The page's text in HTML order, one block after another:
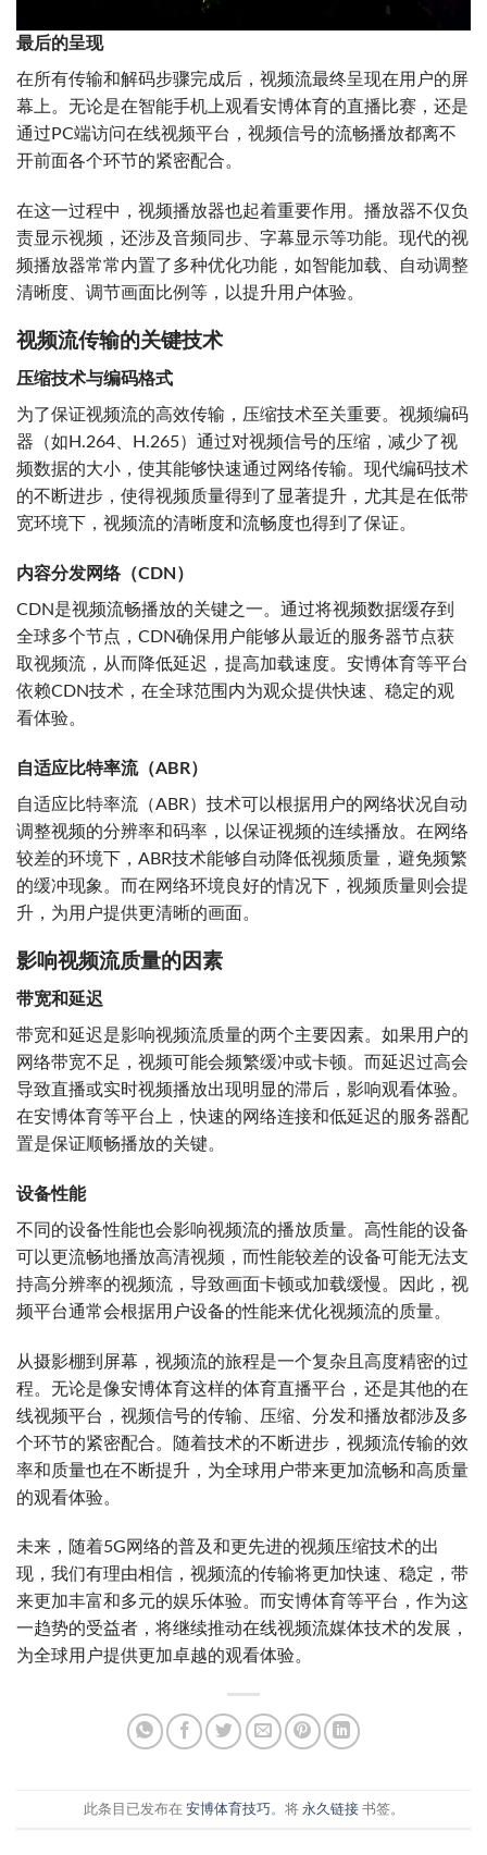
最后的呈现
在所有传输和解码步骤完成后，视频流最终呈现在用户的屏
幕上。无论是在智能手机上观看安博体育的直播比赛，还是
通过PC端访问在线视频平台，视频信号的流畅播放都离不
开前面各个环节的紧密配合。
在这一过程中，视频播放器也起着重要作用。播放器不仅负
责显示视频，还涉及音频同步、字幕显示等功能。现代的视
频播放器常常内置了多种优化功能，如智能加载、自动调整
清晰度、调节画面比例等，以提升用户体验。
视频流传输的关键技术
压缩技术与编码格式
为了保证视频流的高效传输，压缩技术至关重要。视频编码
器（如H.264、H.265）通过对视频信号的压缩，减少了视
频数据的大小，使其能够快速通过网络传输。现代编码技术
的不断进步，使得视频质量得到了显著提升，尤其是在低带
宽环境下，视频流的清晰度和流畅度也得到了保证。
内容分发网络（CDN）
CDN是视频流畅播放的关键之一。通过将视频数据缓存到
全球多个节点，CDN确保用户能够从最近的服务器节点获
取视频流，从而降低延迟，提高加载速度。安博体育等平台
依赖CDN技术，在全球范围内为观众提供快速、稳定的观
看体验。
自适应比特率流（ABR）
自适应比特率流（ABR）技术可以根据用户的网络状况自动
调整视频的分辨率和码率，以保证视频的连续播放。在网络
较差的环境下，ABR技术能够自动降低视频质量，避免频繁
的缓冲现象。而在网络环境良好的情况下，视频质量则会提
升，为用户提供更清晰的画面。
影响视频流质量的因素
带宽和延迟
带宽和延迟是影响视频流质量的两个主要因素。如果用户的
网络带宽不足，视频可能会频繁缓冲或卡顿。而延迟过高会
导致直播或实时视频播放出现明显的滞后，影响观看体验。
在安博体育等平台上，快速的网络连接和低延迟的服务器配
置是保证顺畅播放的关键。
设备性能
不同的设备性能也会影响视频流的播放质量。高性能的设备
可以更流畅地播放高清视频，而性能较差的设备可能无法支
持高分辨率的视频流，导致画面卡顿或加载缓慢。因此，视
频平台通常会根据用户设备的性能来优化视频流的质量。
从摄影棚到屏幕，视频流的旅程是一个复杂且高度精密的过
程。无论是像安博体育这样的体育直播平台，还是其他的在
线视频平台，视频信号的传输、压缩、分发和播放都涉及多
个环节的紧密配合。随着技术的不断进步，视频流传输的效
率和质量也在不断提升，为全球用户带来更加流畅和高质量
的观看体验。
未来，随着5G网络的普及和更先进的视频压缩技术的出
现，我们有理由相信，视频流的传输将更加快速、稳定，带
来更加丰富和多元的娱乐体验。而安博体育等平台，作为这
一趋势的受益者，将继续推动在线视频流媒体技术的发展，
为全球用户提供更加卓越的观看体验。
此条目已发布在 安博体育技巧 。将 永久链接书签。